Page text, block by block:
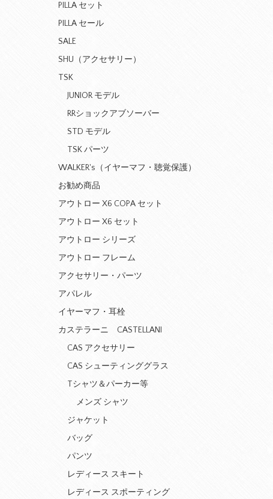
PILLA セット
PILLA セール
SALE
SHU（アクセサリー）
TSK
JUNIOR モデル
RRショックアブソーバー
STD モデル
TSK パーツ
WALKER's（イヤーマフ・聴覚保護）
お勧め商品
アウトロー X6 COPA セット
アウトロー X6 セット
アウトロー シリーズ
アウトロー フレーム
アクセサリー・パーツ
アパレル
イヤーマフ・耳栓
カステラーニ CASTELLANI
CAS アクセサリー
CAS シューティンググラス
Tシャツ＆パーカー等
メンズ シャツ
ジャケット
バッグ
パンツ
レディース スキート
レディース スポーティング